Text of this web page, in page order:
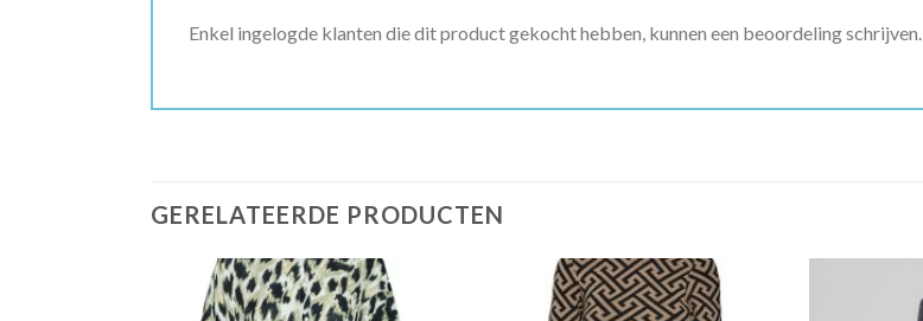
Enkel ingelogde klanten die dit product gekocht hebben, kunnen een beoordeling schrijven.
GERELATEERDE PRODUCTEN